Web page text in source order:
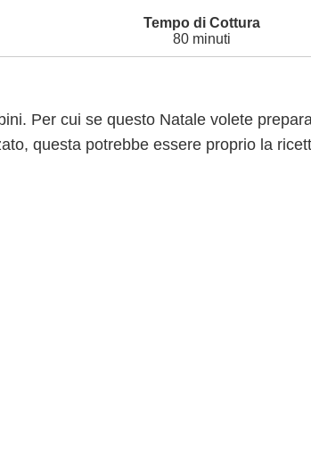
80 minuti
Per cui se questo Natale volete
questa potrebbe essere proprio la